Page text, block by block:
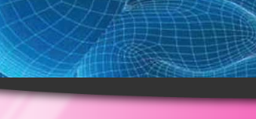
in PiscinaVideo Presentazione EeXpPiO
Sensibilizzazione
Teatro
Esposizione sull'epilessia
Novita'
Carta